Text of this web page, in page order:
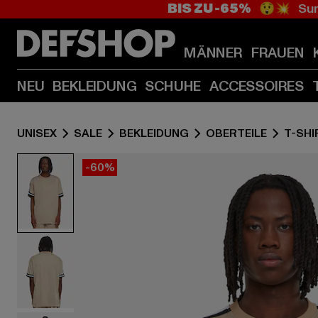
BIS ZU -65% 😲💥
MÄNNER FRAUEN
NEU BEKLEIDUNG SCHUHE ACCESSOIRES
UNISEX SALE BEKLEIDUNG OBERTEILE T-
-60%